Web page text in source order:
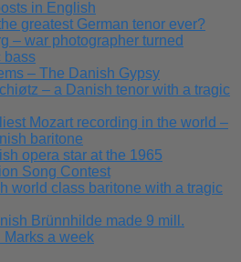
in English
greatest German tenor ever?
– war photographer turned
bass
– The Danish Gypsy
– a Danish tenor with a tragic
Mozart recording in the world –
baritone
opera star at the 1965
Song Contest
world class baritone with a tragic
Brünnhilde made 9 mill.
Marks a week